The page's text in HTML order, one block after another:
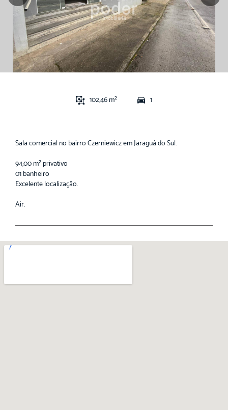
102,46 m² 1
Sala comercial no bairro Czerniewicz em Jaraguá do Sul.
94,00 m² privativo
01 banheiro
Excelente localização.
Air.